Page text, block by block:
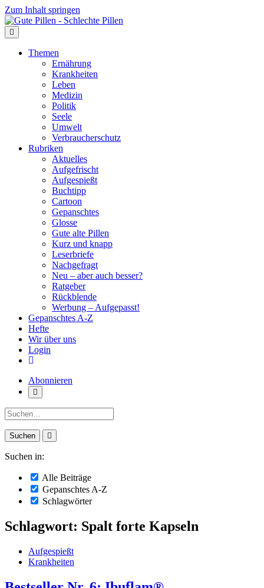
Zum Inhalt springen
Themen
Ernährung
Krankheiten
Leben
Medizin
Politik
Seele
Umwelt
Verbraucherschutz
Rubriken
Aktuelles
Aufgefrischt
Aufgespießt
Buchtipp
Cartoon
Gepanschtes
Glosse
Gute alte Pillen
Kurz und knapp
Leserbriefe
Nachgefragt
Neu – aber auch besser?
Ratgeber
Rückblende
Werbung – Aufgepasst!
Gepanschtes A-Z
Hefte
Wir über uns
Login
Abonnieren
Suche:
Suchen in:
Alle Beiträge
Gepanschtes A-Z
Schlagwörter
Schlagwort: Spalt forte Kapseln
Aufgespießt
Krankheiten